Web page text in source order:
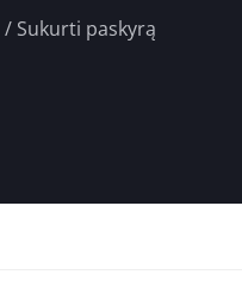
/ Sukurti paskyrą